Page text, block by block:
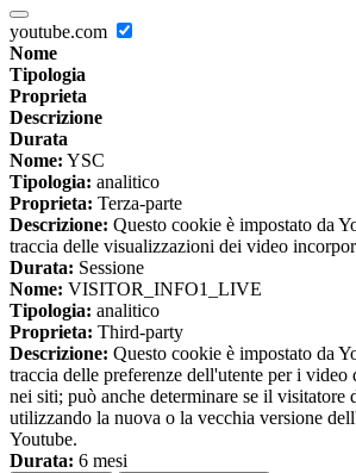
youtube.com
Nome
Tipologia
Proprieta
Descrizione
Durata
Nome: YSC
Tipologia: analitico
Proprieta: Terza-parte
Descrizione: Questo cookie è impostato da
traccia delle visualizzazioni dei video
Durata: Sessione
Nome: VISITOR_INFO1_LIVE
Tipologia: analitico
Proprieta: Third-party
Descrizione: Questo cookie è impostato da
traccia delle preferenze dell'utente per i video
nei siti; può anche determinare se il visitatore
utilizzando la nuova o la vecchia versione
Youtube.
Durata: 6 mesi